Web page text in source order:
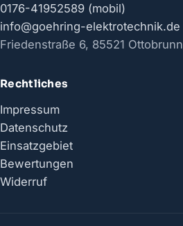
0176-41952589 (mobil)
info@goehring-elektrotechnik.de
Friedenstraße 6, 85521 Ottobrunn
Rechtliches
Impressum
Datenschutz
Einsatzgebiet
Bewertungen
Widerruf